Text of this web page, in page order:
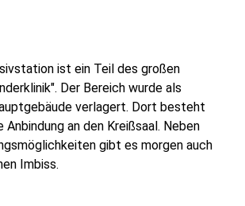
ist ein Teil des großen
Der Bereich wurde als
verlagert. Dort besteht
Anbindung an den Kreißsaal. Neben
gibt es morgen auch
Imbiss.